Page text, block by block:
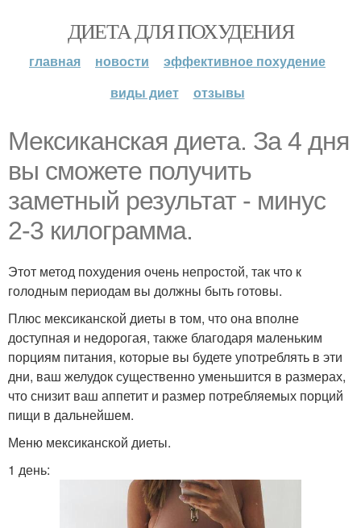
ДИЕТА ДЛЯ ПОХУДЕНИЯ
главная новости
эффективное похудение
виды диет
отзывы
Мексиканская диета. За 4 дня
вы сможете получить
заметный результат - минус
2-3 килограмма.
Этот метод похудения очень непростой, так что к
голодным периодам вы должны быть готовы.
Плюс мексиканской диеты в том, что она вполне
доступная и недорогая, также благодаря маленьким
порциям питания, которые вы будете употреблять в эти
дни, ваш желудок существенно уменьшится в размерах,
что снизит ваш аппетит и размер потребляемых порций
пищи в дальнейшем.
Меню мексиканской диеты.
1 день: